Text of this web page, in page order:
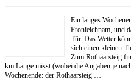
Ein langes
Fronleichnam, und
Tür. Das Wetter
sich einen kleinen
Zum Rothaarsteig
km Länge misst (wobei die Angaben je
Wochenende: der Rothaarsteig …